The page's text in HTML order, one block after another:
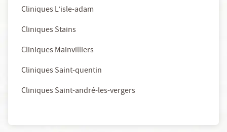
Cliniques L’isle-adam
Cliniques Stains
Cliniques Mainvilliers
Cliniques Saint-quentin
Cliniques Saint-andré-les-vergers